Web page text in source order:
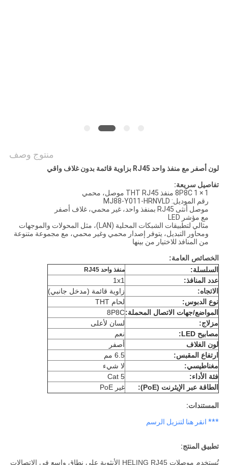
منتوج وصف
لون أصفر مع منفذ واحد RJ45 بزاوية قائمة بدون غلاف واقي
تفاصيل سريعة:
8P8C 1 × 1 منفذ THT RJ45 موصل، محمي
رقم الموديل: MJ88-Y011-HRNVLD
موصل أنثى RJ45 بمنفذ واحد، غير محمي، غلاف أصفر
مع مؤشر LED
مثالي لتطبيقات الشبكات المحلية (LAN)، مثل المحولات والموجهات
ومحاور التبديل، يتوفر إصدار محمي وغير محمي، مع مجموعة متنوعة
من المنافذ للاختيار من بينها
الخصائص العامة:
السلسلة:
منفذ واحد RJ45
عدد المنافذ:
1x1
الاتجاه:
زاوية قائمة (مدخل جانبي)
نوع الدبوس:
لحام THT
المواضع/جهات الاتصال المحملة:8P8C
مزلاج:
لسان لأعلى
مصابيح LED:
نعم
لون الغلاف
أصفر
ارتفاع المقبس:
6.5 مم
مغناطيسي:
لا شيء
فئة الأداء:
Cat 5
الطاقة عبر الإيثرنت (PoE):
غير PoE
المستندات:
*** انقر هنا لتنزيل الرسم
تطبيق المنتج:
تُستخدم موصلات HELING RJ45 الأنثوية على نطاق واسع في الاتصالات